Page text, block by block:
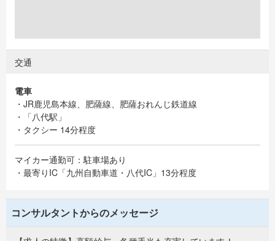
交通
電車
・JR鹿児島本線、肥薩線、肥薩おれんじ鉄道線
・「八代駅」
・タクシー 14分程度
マイカー通勤可：駐車場あり
・最寄りIC「九州自動車道・八代IC」13分程度
コンサルタントからのメッセージ